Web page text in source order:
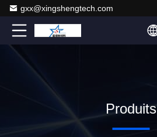
gxx@xingshengtech.com
Produits